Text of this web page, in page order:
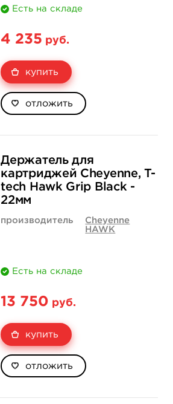
Есть на складе
4 235 руб.
купить
отложить
Держатель для
картриджей Cheyenne, T-
tech Hawk Grip Black -
22мм
производитель
Cheyenne
HAWK
Есть на складе
13 750 руб.
купить
отложить